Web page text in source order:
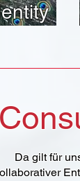
Da gilt für